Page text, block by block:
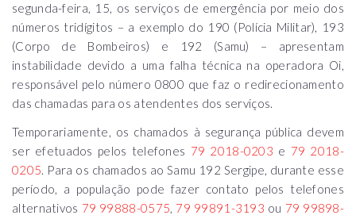
segunda-feira, 15, os serviços de emergência por meio dos
números tridígitos – a exemplo do 190 (Polícia Militar), 193
(Corpo de Bombeiros) e 192 (Samu) – apresentam
instabilidade devido a uma falha técnica na operadora Oi,
responsável pelo número 0800 que faz o redirecionamento
das chamadas para os atendentes dos serviços.
Temporariamente, os chamados à segurança pública devem
ser efetuados pelos telefones 79 2018-0203 e 79 2018-
0205. Para os chamados ao Samu 192 Sergipe, durante esse
período, a população pode fazer contato pelos telefones
alternativos 79 99888-0575, 79 99891-3193 ou 79 99898-